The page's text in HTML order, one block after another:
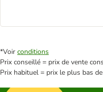
*Voir conditions
Prix conseillé = prix de vente
Prix habituel = prix le plus bas